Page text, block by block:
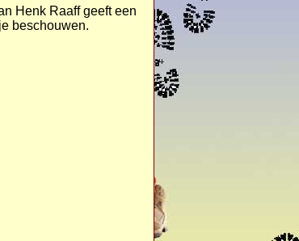
Henk Raaff geeft een
beschouwen.